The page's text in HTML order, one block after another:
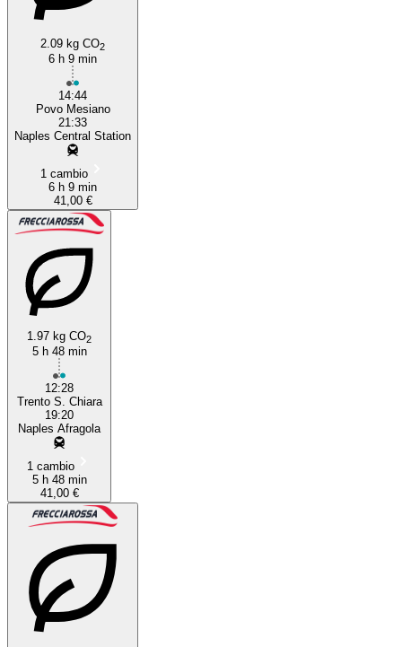
2.09 kg CO2
6 h 9 min
14:44
Povo Mesiano
21:33
Naples Central Station
1 cambio
6 h 9 min
41,00 €
1.97 kg CO2
5 h 48 min
12:28
Trento S. Chiara
19:20
Naples Afragola
1 cambio
5 h 48 min
41,00 €